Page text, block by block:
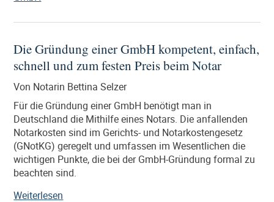
Die Gründung einer GmbH kompetent, einfach,
schnell und zum festen Preis beim Notar
Von Notarin Bettina Selzer
Für die Gründung einer GmbH benötigt man in
Deutschland die Mithilfe eines Notars. Die anfallenden
Notarkosten sind im Gerichts- und Notarkostengesetz
(GNotKG) geregelt und umfassen im Wesentlichen die
wichtigen Punkte, die bei der GmbH-Gründung formal zu
beachten sind.
Weiterlesen